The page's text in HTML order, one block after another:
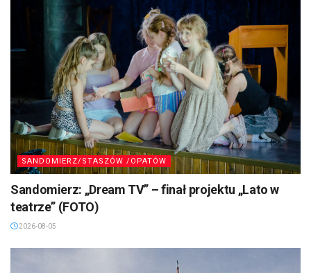
SANDOMIERZ/STASZÓW /OPATÓW
Sandomierz: „Dream TV” – finał projektu „Lato w
teatrze” (FOTO)
2026-08-05